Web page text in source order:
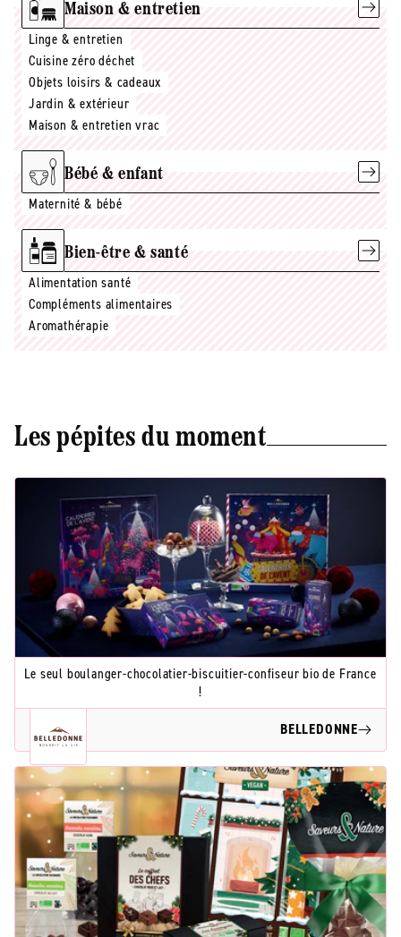
Maison & entretien
Linge & entretien
Cuisine zéro déchet
Objets loisirs & cadeaux
Jardin & extérieur
Maison & entretien vrac
Bébé & enfant
Maternité & bébé
Bien-être & santé
Alimentation santé
Compléments alimentaires
Aromathérapie
Les pépites du moment
Le seul boulanger-chocolatier-biscuitier-confiseur bio de France
!
BELLEDONNE